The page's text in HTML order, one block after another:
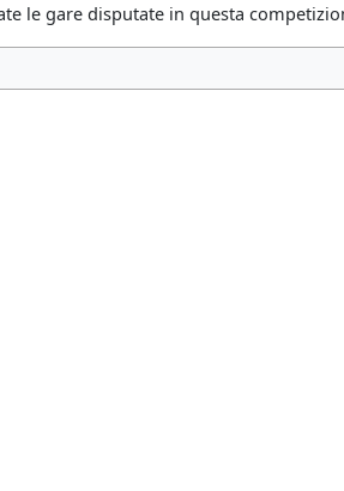
le gare disputate in questa